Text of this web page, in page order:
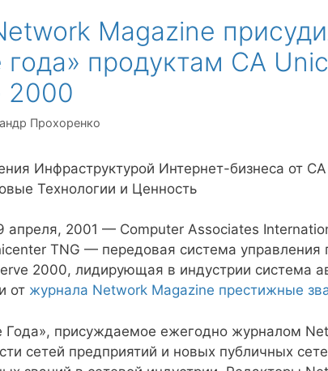
Magazine
года» продуктам CA
2000
Прохоренко
Инфраструктурой Интернет-бизнеса от
Технологии и Ценность
апреля, 2001 — Computer Associates
TNG — передовая система
2000, лидирующая в индустрии система
от журнала Network Magazine престижные
Года», присуждаемое ежегодно журналом
сетей предприятий и новых публичных